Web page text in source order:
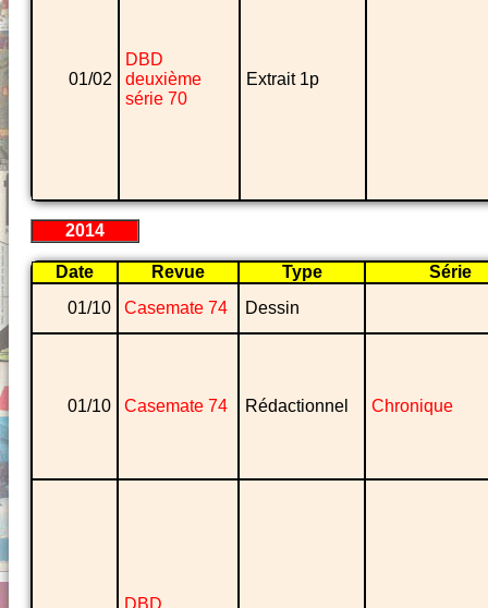
01/02
DBD
deuxième
série 70
Extrait 1p
2014
Date Revue Type
Série
01/10
Casemate 74 Dessin
01/10 Casemate 74 Rédactionnel Chronique